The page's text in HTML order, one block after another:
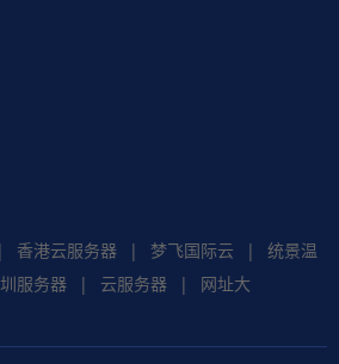
| 香港云服务器 | 梦飞国际云 |
统景温
服务器 | 云服务器 |
网址大